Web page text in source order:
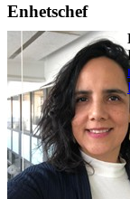
Enhetschef